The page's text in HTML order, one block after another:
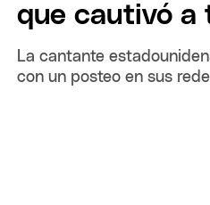
que cautivó a
La cantante
con un posteo en sus